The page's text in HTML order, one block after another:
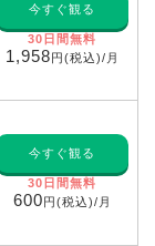
今すぐ観る
30日間無料
1,958円(税込)/月
今すぐ観る
30日間無料
600円(税込)/月